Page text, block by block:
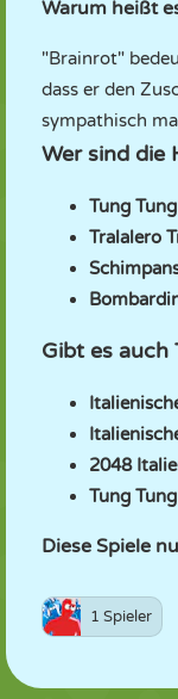
Warum heißt
"Brainrot"
dass er den
sympathisch
Wer sind die
Tung
Tralalero
Gibt es auch
2048
Tung
Diese Spiele
1 Spieler